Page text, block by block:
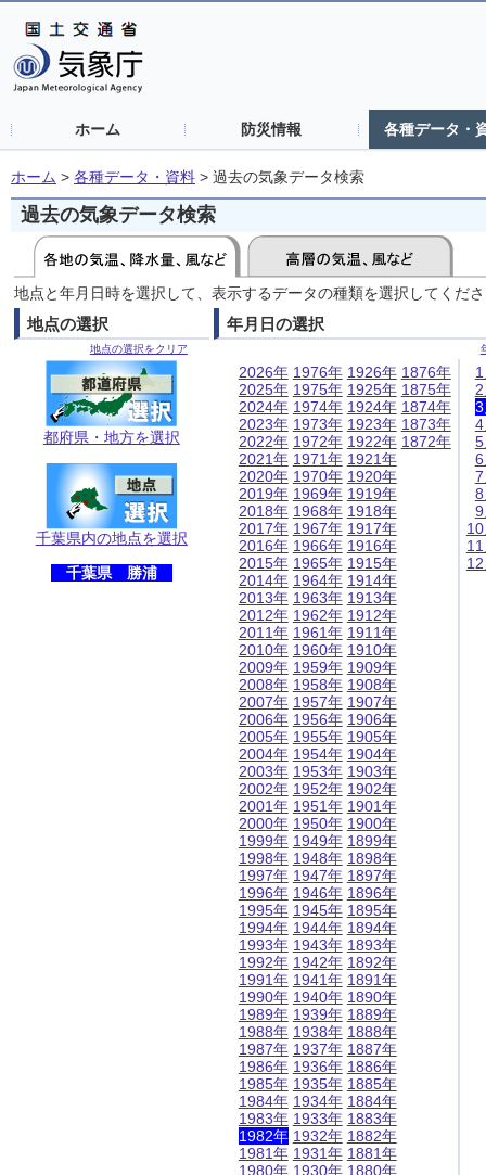
ホーム 防災情報 各種データ・
ホーム > 各種データ・資料 > 過去の気象データ検索
過去の気象データ検索
地点と年月日時を選択して、表示するデータの種類を選択してくだ
地点の選択
地点の選択をクリア
都府県・地方を選択
千葉県内の地点を選択
千葉県 勝浦
年月日の選択
2026年
2025年
2024年
2023年
2022年
2021年
2020年
2019年
2018年
2017年
2016年
2015年
2014年
2013年
2012年
2011年
2010年
2009年
2008年
2007年
2006年
2005年
2004年
2003年
2002年
2001年
2000年
1999年
1998年
1997年
1996年
1995年
1994年
1993年
1992年
1991年
1990年
1989年
1988年
1987年
1986年
1985年
1984年
1983年
1982年
1981年
1980年
1976年
1975年
1974年
1973年
1972年
1971年
1970年
1969年
1968年
1967年
1966年
1965年
1964年
1963年
1962年
1961年
1960年
1959年
1958年
1957年
1956年
1955年
1954年
1953年
1952年
1951年
1950年
1949年
1948年
1947年
1946年
1945年
1944年
1943年
1942年
1941年
1940年
1939年
1938年
1937年
1936年
1935年
1934年
1933年
1932年
1931年
1930年
1926年
1925年
1924年
1923年
1922年
1921年
1920年
1919年
1918年
1917年
1916年
1915年
1914年
1913年
1912年
1911年
1910年
1909年
1908年
1907年
1906年
1905年
1904年
1903年
1902年
1901年
1900年
1899年
1898年
1897年
1896年
1895年
1894年
1893年
1892年
1891年
1890年
1889年
1888年
1887年
1886年
1885年
1884年
1883年
1882年
1881年
1880年
1876年
1875年
1874年
1873年
1872年